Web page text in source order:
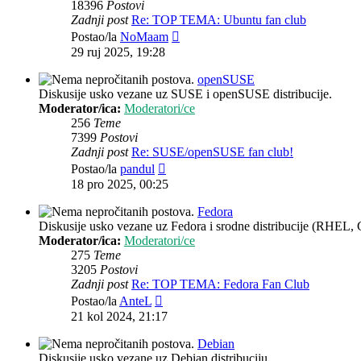
18396 Postovi
Zadnji post Re: TOP TEMA: Ubuntu fan club
Postao/la NoMaam
29 ruj 2025, 19:28
openSUSE
Diskusije usko vezane uz SUSE i openSUSE distribucije.
Moderator/ica: Moderatori/ce
256 Teme
7399 Postovi
Zadnji post Re: SUSE/openSUSE fan club!
Postao/la pandul
post
18 pro 2025, 00:25
Fedora
Diskusije usko vezane uz Fedora i srodne distribucije (RHEL,
Moderator/ica: Moderatori/ce
275 Teme
3205 Postovi
Zadnji post Re: TOP TEMA: Fedora Fan Club
Postao/la AnteL
post
21 kol 2024, 21:17
Debian